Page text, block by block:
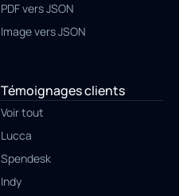
PDF vers JSON
Image vers JSON
Témoignages clients
Voir tout
Lucca
Spendesk
Indy